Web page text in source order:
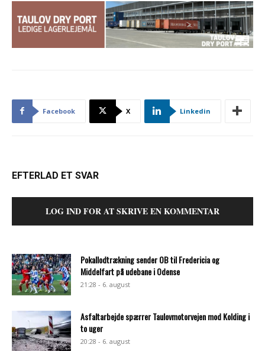
Facebook X Linkedin
EFTERLAD ET SVAR
LOG IND FOR AT SKRIVE EN KOMMENTAR
Pokallodtrækning sender OB til Fredericia og
Middelfart på udebane i Odense
21:28 - 6. august
Asfaltarbejde spærrer Taulovmotorvejen mod Kolding i
to uger
20:28 - 6. august